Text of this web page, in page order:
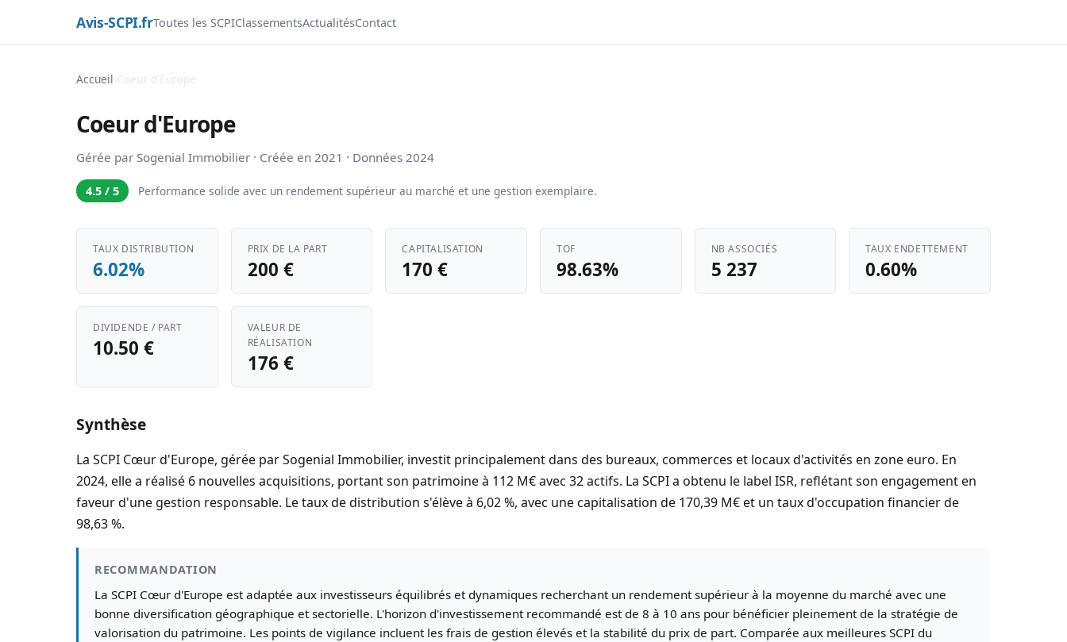
Avis-SCPI.frToutes les SCPIClassementsActualitésContact
Accueil›Coeur d'Europe
Coeur d'Europe
Gérée par Sogenial Immobilier · Créée en 2021 · Données 2024
4.5 / 5 Performance solide avec un rendement supérieur au marché et une gestion exemplaire.
TAUX DISTRIBUTION
6.02%
PRIX DE LA PART
200 €
CAPITALISATION
170 €
TOF
98.63%
NB ASSOCIÉS
5 237
TAUX ENDETTEMENT
0.60%
DIVIDENDE / PART
10.50 €
VALEUR DE
RÉALISATION
176 €
Synthèse
La SCPI Cœur d'Europe, gérée par Sogenial Immobilier, investit principalement dans des bureaux, commerces et locaux d'activités en zone euro. En
2024, elle a réalisé 6 nouvelles acquisitions, portant son patrimoine à 112 M€ avec 32 actifs. La SCPI a obtenu le label ISR, reflétant son engagement en
faveur d'une gestion responsable. Le taux de distribution s'élève à 6,02 %, avec une capitalisation de 170,39 M€ et un taux d'occupation financier de
98,63 %.
RECOMMANDATION
La SCPI Cœur d'Europe est adaptée aux investisseurs équilibrés et dynamiques recherchant un rendement supérieur à la moyenne du marché avec une
bonne diversification géographique et sectorielle. L'horizon d'investissement recommandé est de 8 à 10 ans pour bénéficier pleinement de la stratégie de
valorisation du patrimoine. Les points de vigilance incluent les frais de gestion élevés et la stabilité du prix de part. Comparée aux meilleures SCPI du